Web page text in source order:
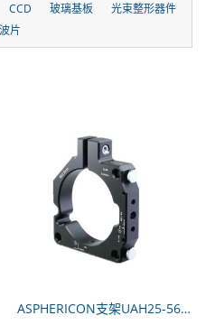
CCD 玻璃基板
光束整形器件
片
ASPHERICON支架UAH25-56.8-M